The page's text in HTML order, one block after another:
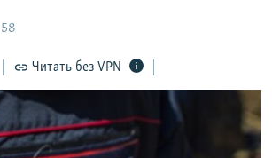
КРЫМА. 11 ИСТОРИЙ СОПРОТИВЛЕНИЯ
Читать без VPN